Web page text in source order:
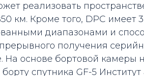
реализовать
км. Кроме того, DPC имеет
диапазонами и
получения
На основе бортовой камеры
спутника GF-5